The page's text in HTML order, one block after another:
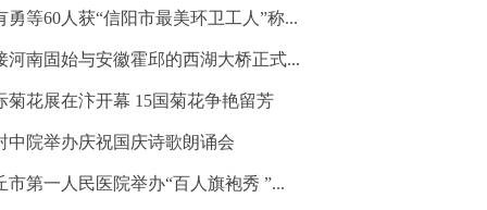
勇等60人获“信阳市最美环卫工人”称...
河南固始与安徽霍邱的西湖大桥正式...
菊花展在汴开幕 15国菊花争艳留芳
中院举办庆祝国庆诗歌朗诵会
市第一人民医院举办“百人旗袍秀 ”...